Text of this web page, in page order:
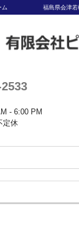
福島県会津
- 6:00 PM
定休